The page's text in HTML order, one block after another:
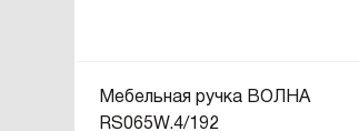
Мебельная ручка ВОЛНА
RS065W.4/192